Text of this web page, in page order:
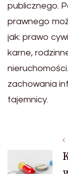
publicznego.
prawnego
jak: prawo
karne,
zachowania
tajemnicy.